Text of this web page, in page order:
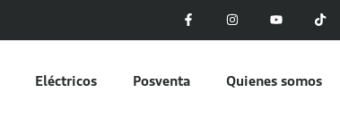
Eléctricos Posventa Quienes somos